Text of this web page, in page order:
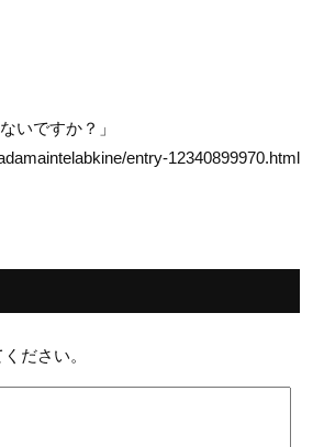
いですか？」
entry-12340899970.html
ださい。